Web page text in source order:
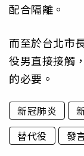
配合隔離。
而至於台北市
役男直接接觸
的必要。
新冠肺炎
替代役
發